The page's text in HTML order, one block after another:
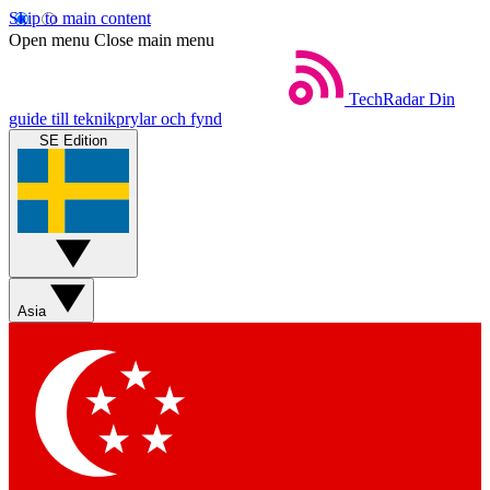
Skip to main content
Open menu Close main menu
TechRadar Din
guide till teknikprylar och fynd
SE Edition
Asia